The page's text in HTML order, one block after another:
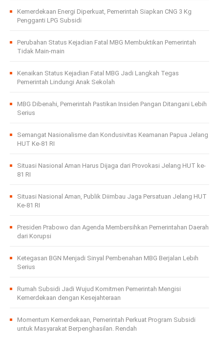
Kemerdekaan Energi Diperkuat, Pemerintah Siapkan CNG 3 Kg
Pengganti LPG Subsidi
Perubahan Status Kejadian Fatal MBG Membuktikan Pemerintah
Tidak Main-main
Kenaikan Status Kejadian Fatal MBG Jadi Langkah Tegas
Pemerintah Lindungi Anak Sekolah
MBG Dibenahi, Pemerintah Pastikan Insiden Pangan Ditangani Lebih
Serius
Semangat Nasionalisme dan Kondusivitas Keamanan Papua Jelang
HUT Ke-81 RI
Situasi Nasional Aman Harus Dijaga dari Provokasi Jelang HUT ke-
81 RI
Situasi Nasional Aman, Publik Diimbau Jaga Persatuan Jelang HUT
Ke-81 RI
Presiden Prabowo dan Agenda Membersihkan Pemerintahan Daerah
dari Korupsi
Ketegasan BGN Menjadi Sinyal Pembenahan MBG Berjalan Lebih
Serius
Rumah Subsidi Jadi Wujud Komitmen Pemerintah Mengisi
Kemerdekaan dengan Kesejahteraan
Momentum Kemerdekaan, Pemerintah Perkuat Program Subsidi
untuk Masyarakat Berpenghasilan. Rendah